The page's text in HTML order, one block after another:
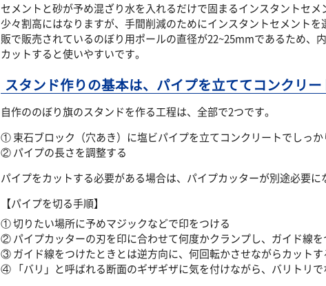
セメントと砂が予め混ざり水を入れるだけで固まるインスタントセメ
少々割高にはなりますが、手間削減のためにインスタントセメント
販で販売されているのぼり用ポールの直径が22~25mmであるため、
カットすると使いやすいです。
スタンド作りの基本は、パイプを立ててコンクリー
自作ののぼり旗のスタンドを作る工程は、全部で2つです。
① 束石ブロック（穴あき）に塩ビパイプを立てコンクリートでしっか
② パイプの長さを調整する
パイプをカットする必要がある場合は、パイプカッターが別途必要に
【パイプを切る手順】
① 切りたい場所に予めマジックなどで印をつける
② パイプカッターの刃を印に合わせて何度かクランプし、ガイド線を
③ ガイド線をつけたときとは逆方向に、何回転かさせながらカットす
④ 「バリ」と呼ばれる断面のギザギザに気を付けながら、バリトリで